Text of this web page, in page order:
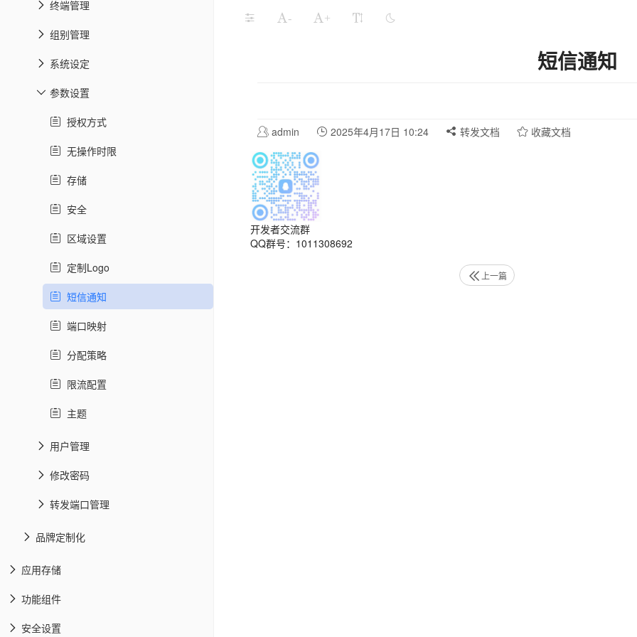
终端管理
组别管理
系统设定
参数设置
授权方式
无操作时限
存储
安全
区域设置
定制Logo
短信通知
端口映射
分配策略
限流配置
主题
用户管理
修改密码
转发端口管理
品牌定制化
应用存储
功能组件
安全设置
- +
短信通知
admin 2025年4月17日 10:24 转发文档 收藏文档
开发者交流群
QQ群号：1011308692
上一篇